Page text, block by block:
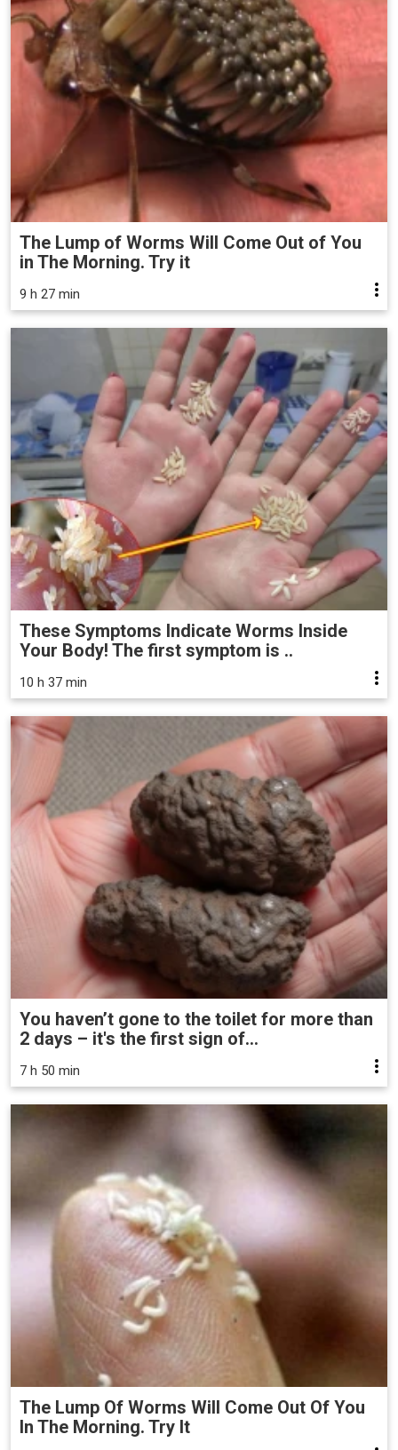
The Lump of Worms Will Come Out of You
in The Morning. Try it
9 h 27 min
These Symptoms Indicate Worms Inside
Your Body! The first symptom is ..
10 h 37 min
You haven’t gone to the toilet for more than
2 days – it's the first sign of...
7 h 50 min
The Lump Of Worms Will Come Out Of You
In The Morning. Try It